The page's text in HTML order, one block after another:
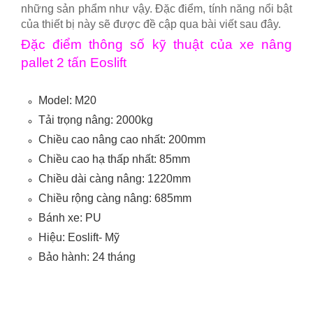
những sản phẩm như vậy. Đặc điểm, tính năng nổi bật
của thiết bị này sẽ được đề cập qua bài viết sau đây.
Đặc điểm thông số kỹ thuật của xe nâng
pallet 2 tấn Eoslift
Model: M20
Tải trọng nâng: 2000kg
Chiều cao nâng cao nhất: 200mm
Chiều cao hạ thấp nhất: 85mm
Chiều dài càng nâng: 1220mm
Chiều rộng càng nâng: 685mm
Bánh xe: PU
Hiệu: Eoslift- Mỹ
Bảo hành: 24 tháng